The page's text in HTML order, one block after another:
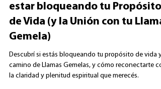
1 ago 2025
4 min de lectura
5 razones por las que podrías
estar bloqueando tu Propósito
de Vida (y la Unión con tu Llama
Gemela)